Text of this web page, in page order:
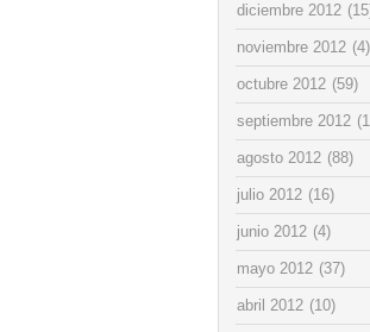
diciembre 2012
noviembre 2012 (4)
octubre 2012 (59)
septiembre 2012
agosto 2012 (88)
julio 2012 (16)
junio 2012 (4)
mayo 2012 (37)
abril 2012 (10)